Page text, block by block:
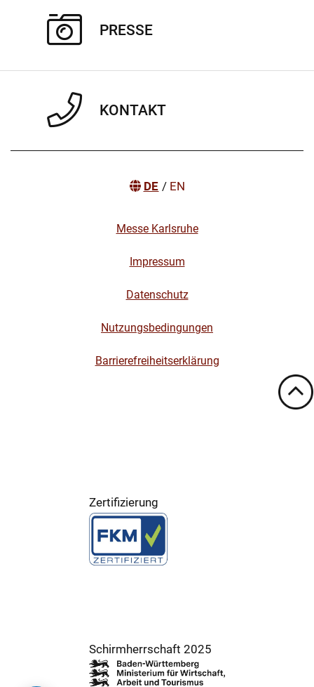
PRESSE
KONTAKT
DE / EN
Messe Karlsruhe
Impressum
Datenschutz
Nutzungsbedingungen
Barrierefreiheitserklärung
Zertifizierung
Schirmherrschaft 2025